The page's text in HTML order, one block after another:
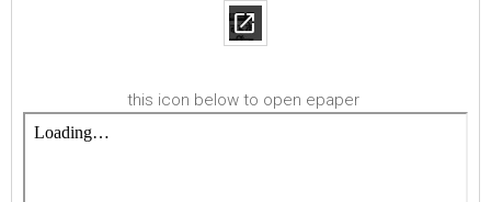
this icon below to open epaper